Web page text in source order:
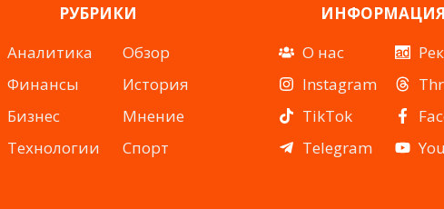
РУБРИКИ
Аналитика
Финансы
Бизнес
Технологии
Обзор
История
Мнение
Спорт
ИНФОРМАЦИЯ
О нас
Instagram
TikTok
Telegram